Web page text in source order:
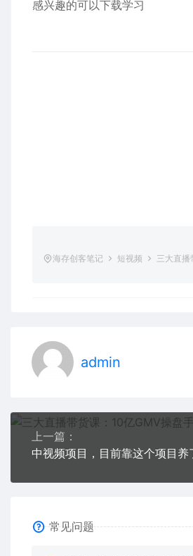
感兴趣的可以下载学习
海存创客笔记 短视频 三大直
admin
上一篇：
中视频项目，目前靠这个项目养
常见问题